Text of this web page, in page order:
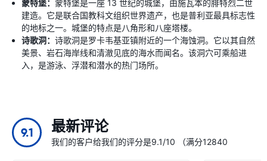
蒙特堡： 蒙特堡是一座 13 世纪的城堡，由施瓦本的腓特烈二世
建造。它是联合国教科文组织世界遗产，也是普利亚最具标志性
的地标之一。城堡的特点是八角形和八座塔楼。
诗歌洞： 诗歌洞是罗卡韦基亚镇附近的一个海蚀洞。它以其自然
美景、岩石海岸线和清澈见底的海水而闻名。该洞穴可乘船进
入，是游泳、浮潜和潜水的热门场所。
9.1 最新评论
我们的客户给我们的评分是9.1/10 （满分12840